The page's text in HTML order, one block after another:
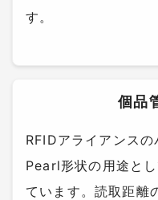
す。
個品
RFIDアライアンスの
Pearl形状の用途と
ています。読取距離